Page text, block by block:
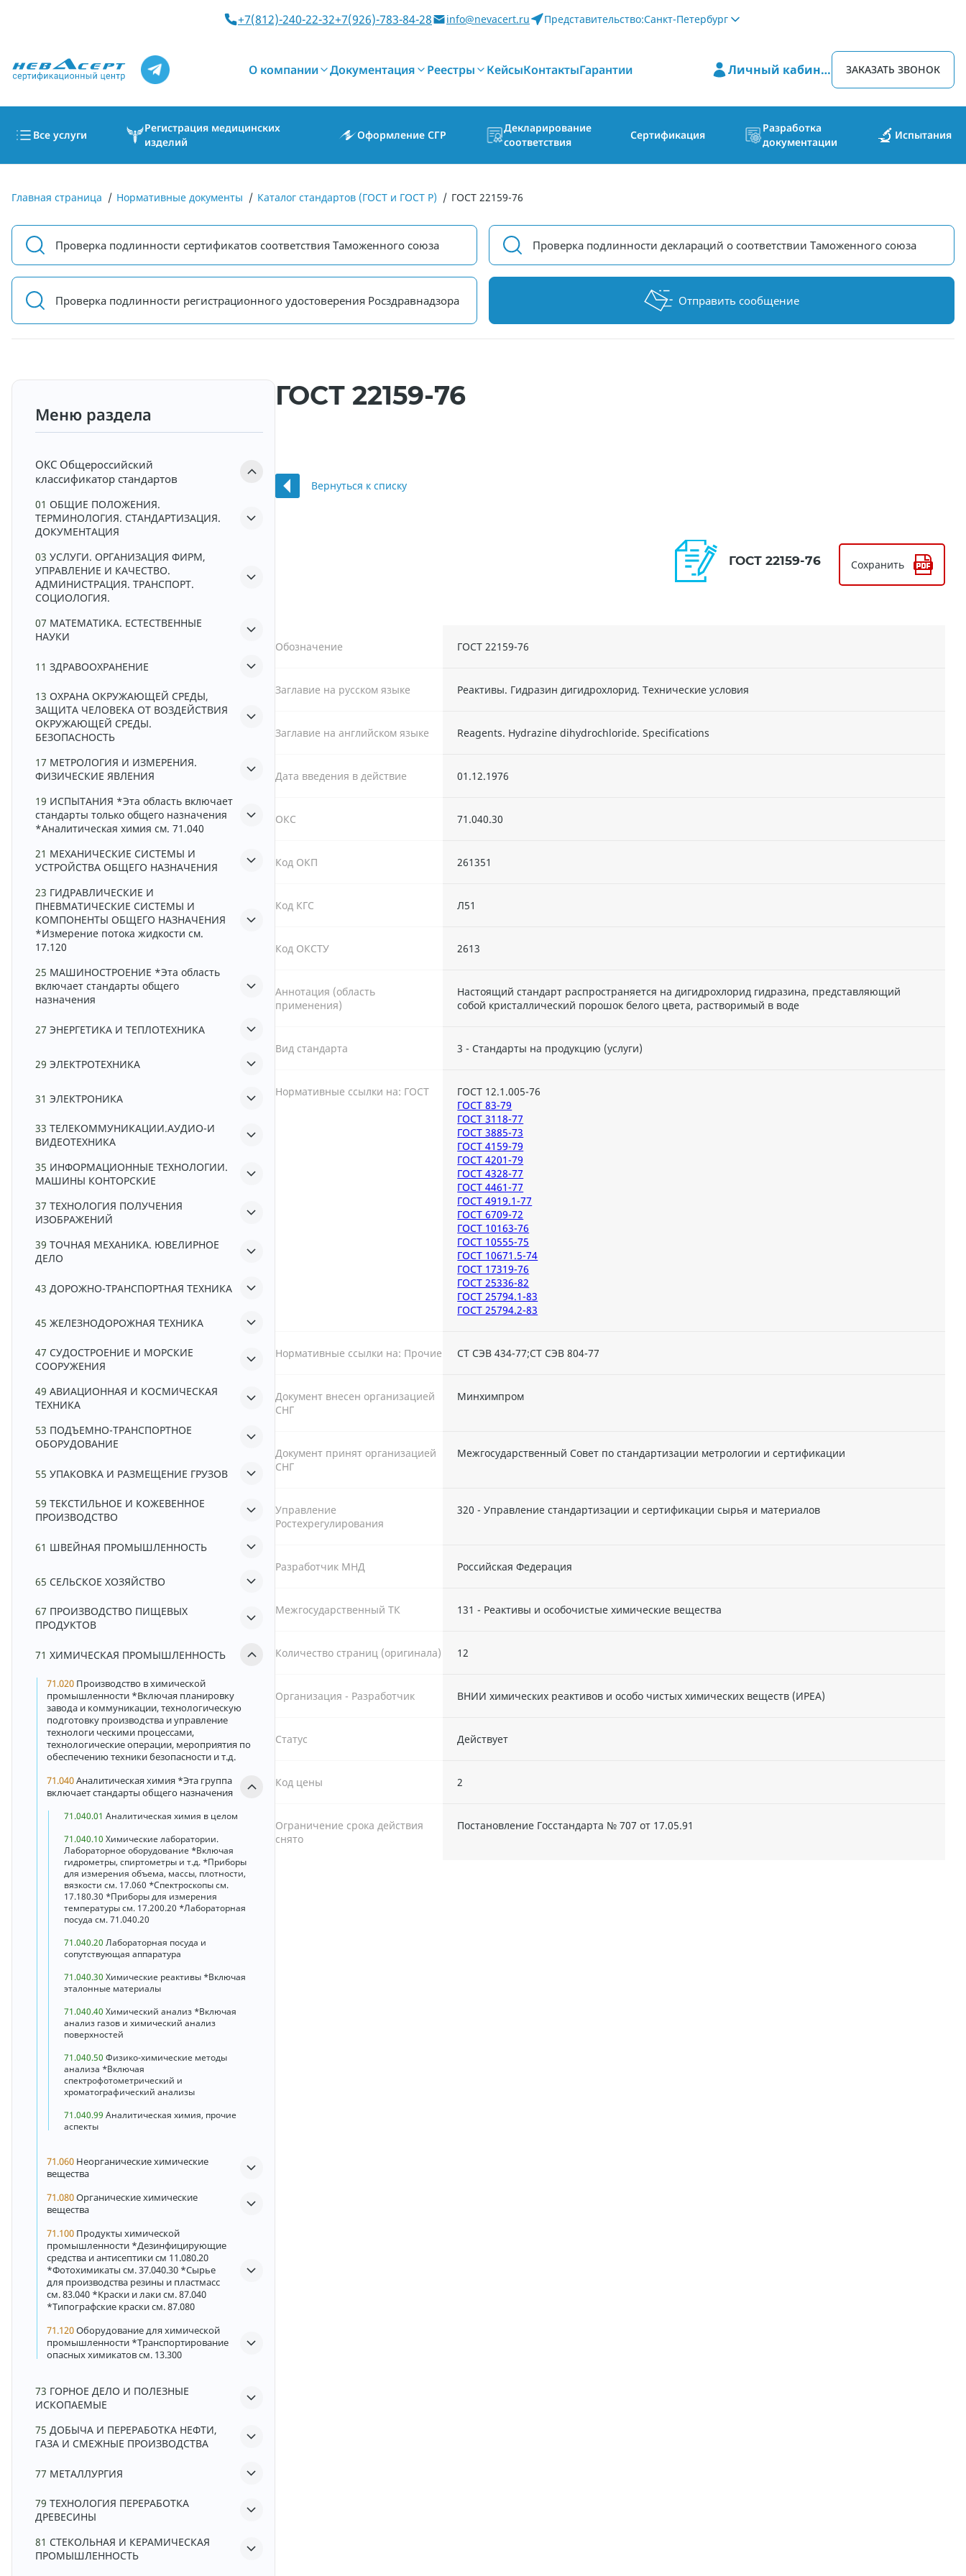
+7(812)-240-22-32+7(926)-783-84-28 info@nevacert.ru Представительство:Санкт-Петербург
О компании Документация Реестры КейсыКонтактыГарантии Личный кабинет ЗАКАЗАТЬ ЗВОНОК
Все услуги
Регистрация медицинских
изделий
Оформление СГР
Декларирование
соответствия
Сертификация
Разработка
документации
Испытания
Главная страница / Нормативные документы / Каталог стандартов (ГОСТ и ГОСТ Р) / ГОСТ 22159-76
Проверка подлинности сертификатов соответствия Таможенного союза Проверка подлинности деклараций о соответствии Таможенного союза
Проверка подлинности регистрационного удостоверения Росздравнадзора Отправить сообщение
Меню раздела
ОКС Общероссийский
классификатор стандартов
01 ОБЩИЕ ПОЛОЖЕНИЯ.
ТЕРМИНОЛОГИЯ. СТАНДАРТИЗАЦИЯ.
ДОКУМЕНТАЦИЯ
03 УСЛУГИ. ОРГАНИЗАЦИЯ ФИРМ,
УПРАВЛЕНИЕ И КАЧЕСТВО.
АДМИНИСТРАЦИЯ. ТРАНСПОРТ.
СОЦИОЛОГИЯ.
07 МАТЕМАТИКА. ЕСТЕСТВЕННЫЕ
НАУКИ
11 ЗДРАВООХРАНЕНИЕ
13 ОХРАНА ОКРУЖАЮЩЕЙ СРЕДЫ,
ЗАЩИТА ЧЕЛОВЕКА ОТ ВОЗДЕЙСТВИЯ
ОКРУЖАЮЩЕЙ СРЕДЫ.
БЕЗОПАСНОСТЬ
17 МЕТРОЛОГИЯ И ИЗМЕРЕНИЯ.
ФИЗИЧЕСКИЕ ЯВЛЕНИЯ
19 ИСПЫТАНИЯ *Эта область включает
стандарты только общего назначения
*Аналитическая химия см. 71.040
21 МЕХАНИЧЕСКИЕ СИСТЕМЫ И
УСТРОЙСТВА ОБЩЕГО НАЗНАЧЕНИЯ
23 ГИДРАВЛИЧЕСКИЕ И
ПНЕВМАТИЧЕСКИЕ СИСТЕМЫ И
КОМПОНЕНТЫ ОБЩЕГО НАЗНАЧЕНИЯ
*Измерение потока жидкости см.
17.120
25 МАШИНОСТРОЕНИЕ *Эта область
включает стандарты общего
назначения
27 ЭНЕРГЕТИКА И ТЕПЛОТЕХНИКА
29 ЭЛЕКТРОТЕХНИКА
31 ЭЛЕКТРОНИКА
33 ТЕЛЕКОММУНИКАЦИИ.АУДИО-И
ВИДЕОТЕХНИКА
35 ИНФОРМАЦИОННЫЕ ТЕХНОЛОГИИ.
МАШИНЫ КОНТОРСКИЕ
37 ТЕХНОЛОГИЯ ПОЛУЧЕНИЯ
ИЗОБРАЖЕНИЙ
39 ТОЧНАЯ МЕХАНИКА. ЮВЕЛИРНОЕ
ДЕЛО
43 ДОРОЖНО-ТРАНСПОРТНАЯ ТЕХНИКА
45 ЖЕЛЕЗНОДОРОЖНАЯ ТЕХНИКА
47 СУДОСТРОЕНИЕ И МОРСКИЕ
СООРУЖЕНИЯ
49 АВИАЦИОННАЯ И КОСМИЧЕСКАЯ
ТЕХНИКА
53 ПОДЪЕМНО-ТРАНСПОРТНОЕ
ОБОРУДОВАНИЕ
55 УПАКОВКА И РАЗМЕЩЕНИЕ ГРУЗОВ
59 ТЕКСТИЛЬНОЕ И КОЖЕВЕННОЕ
ПРОИЗВОДСТВО
61 ШВЕЙНАЯ ПРОМЫШЛЕННОСТЬ
65 СЕЛЬСКОЕ ХОЗЯЙСТВО
67 ПРОИЗВОДСТВО ПИЩЕВЫХ
ПРОДУКТОВ
71 ХИМИЧЕСКАЯ ПРОМЫШЛЕННОСТЬ
71.020 Производство в химической
промышленности *Включая планировку
завода и коммуникации, технологическую
подготовку производства и управление
технологи ческими процессами,
технологические операции, мероприятия по
обеспечению техники безопасности и т.д.
71.040Аналитическая химия *Эта группа
включает стандарты общего назначения
71.040.01 Аналитическая химия в целом
71.040.10 Химические лаборатории.
Лабораторное оборудование *Включая
гидрометры, спиртометры и т.д. *Приборы
для измерения объема, массы, плотности,
вязкости см. 17.060 *Спектроскопы см.
17.180.30 *Приборы для измерения
температуры см. 17.200.20 *Лабораторная
посуда см. 71.040.20
71.040.20 Лабораторная посуда и
сопутствующая аппаратура
71.040.30 Химические реактивы *Включая
эталонные материалы
71.040.40 Химический анализ *Включая
анализ газов и химический анализ
поверхностей
71.040.50 Физико-химические методы
анализа *Включая
спектрофотометрический и
хроматографический анализы
71.040.99 Аналитическая химия, прочие
аспекты
71.060 Неорганические химические
вещества
71.080Органические химические
вещества
71.100 Продукты химической
промышленности *Дезинфицирующие
средства и антисептики см 11.080.20
*Фотохимикаты см. 37.040.30 *Сырье
для производства резины и пластмасс
см. 83.040 *Краски и лаки см. 87.040
*Типографские краски см. 87.080
71.120Оборудование для химической
промышленности *Транспортирование
опасных химикатов см. 13.300
73 ГОРНОЕ ДЕЛО И ПОЛЕЗНЫЕ
ИСКОПАЕМЫЕ
75 ДОБЫЧА И ПЕРЕРАБОТКА НЕФТИ,
ГАЗА И СМЕЖНЫЕ ПРОИЗВОДСТВА
77 МЕТАЛЛУРГИЯ
79 ТЕХНОЛОГИЯ ПЕРЕРАБОТКА
ДРЕВЕСИНЫ
81 СТЕКОЛЬНАЯ И КЕРАМИЧЕСКАЯ
ПРОМЫШЛЕННОСТЬ
ГОСТ 22159-76
Вернуться к списку
ГОСТ 22159-76 Сохранить
Обозначение ГОСТ 22159-76
Заглавие на русском языке Реактивы. Гидразин дигидрохлорид. Технические условия
Заглавие на английском языке Reagents. Hydrazine dihydrochloride. Specifications
Дата введения в действие 01.12.1976
ОКС 71.040.30
Код ОКП 261351
Код КГС Л51
Код ОКСТУ 2613
Аннотация (область
применения)
Настоящий стандарт распространяется на дигидрохлорид гидразина, представляющий
собой кристаллический порошок белого цвета, растворимый в воде
Вид стандарта 3 - Стандарты на продукцию (услуги)
Нормативные ссылки на: ГОСТ
ГОСТ 12.1.005-76
ГОСТ 83-79
ГОСТ 3118-77
ГОСТ 3885-73
ГОСТ 4159-79
ГОСТ 4201-79
ГОСТ 4328-77
ГОСТ 4461-77
ГОСТ 4919.1-77
ГОСТ 6709-72
ГОСТ 10163-76
ГОСТ 10555-75
ГОСТ 10671.5-74
ГОСТ 17319-76
ГОСТ 25336-82
ГОСТ 25794.1-83
ГОСТ 25794.2-83
Нормативные ссылки на: Прочие СТ СЭВ 434-77;СТ СЭВ 804-77
Документ внесен организацией
СНГ
Минхимпром
Документ принят организацией
СНГ
Межгосударственный Совет по стандартизации метрологии и сертификации
Управление
Ростехрегулирования
320 - Управление стандартизации и сертификации сырья и материалов
Разработчик МНД Российская Федерация
Межгосударственный ТК 131 - Реактивы и особочистые химические вещества
Количество страниц (оригинала) 12
Организация - Разработчик ВНИИ химических реактивов и особо чистых химических веществ (ИРЕА)
Статус Действует
Код цены 2
Ограничение срока действия
снято
Постановление Госстандарта № 707 от 17.05.91